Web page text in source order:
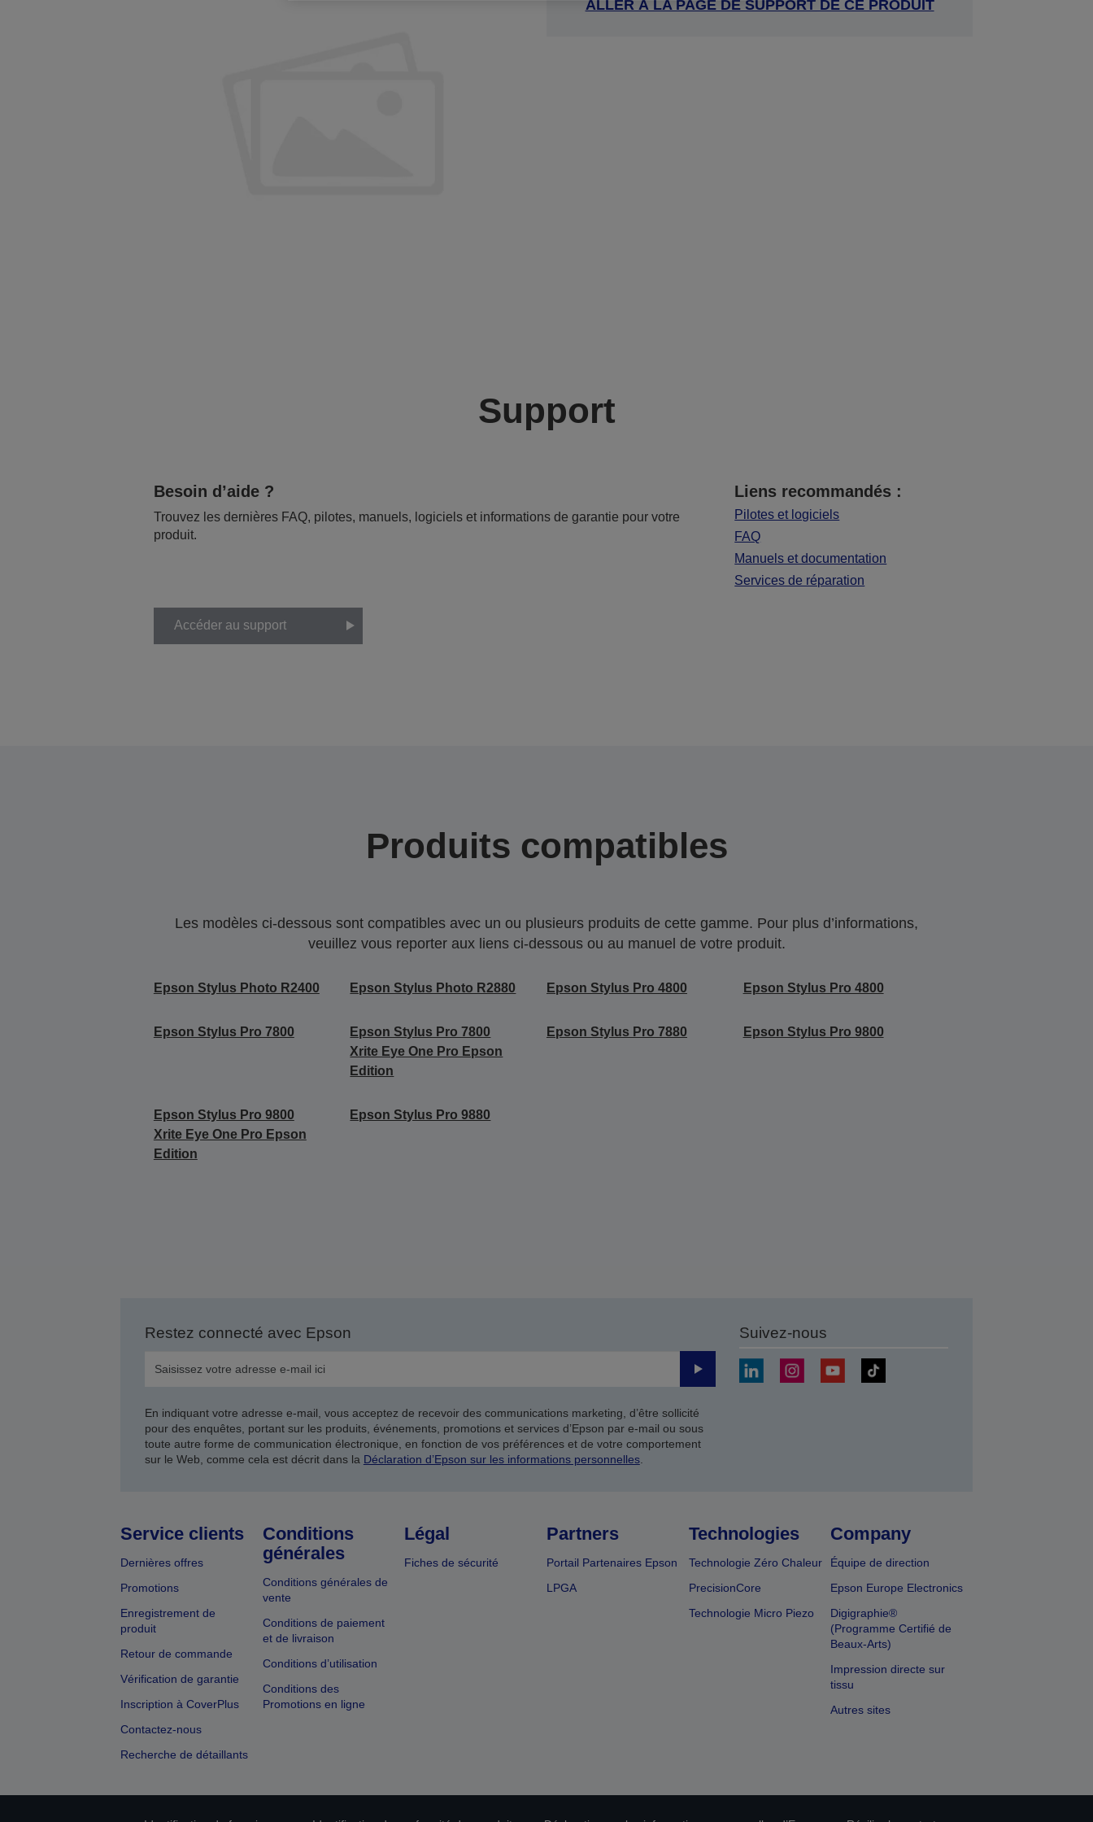
ALLER À LA PAGE DE SUPPORT DE CE PRODUIT
Support
Besoin d’aide ?
Trouvez les dernières FAQ, pilotes, manuels, logiciels et informations de garantie pour votre
produit.
Liens recommandés :
Pilotes et logiciels
FAQ
Manuels et documentation
Services de réparation
Accéder au support
Produits compatibles
Les modèles ci-dessous sont compatibles avec un ou plusieurs produits de cette gamme. Pour plus d’informations,
veuillez vous reporter aux liens ci-dessous ou au manuel de votre produit.
Epson Stylus Photo R2400 Epson Stylus Photo R2880 Epson Stylus Pro 4800 Epson Stylus Pro 4800
Epson Stylus Pro 7800
Epson Stylus Pro 7800
Xrite Eye One Pro Epson
Edition
Epson Stylus Pro 7880 Epson Stylus Pro 9800
Epson Stylus Pro 9800
Xrite Eye One Pro Epson
Edition
Epson Stylus Pro 9880
Restez connecté avec Epson
Valider
En indiquant votre adresse e-mail, vous acceptez de recevoir des communications marketing, d’être sollicité
pour des enquêtes, portant sur les produits, événements, promotions et services d’Epson par e-mail ou sous
toute autre forme de communication électronique, en fonction de vos préférences et de votre comportement
sur le Web, comme cela est décrit dans la Déclaration d’Epson sur les informations personnelles.
Suivez-nous
Service clients
Dernières offres
Promotions
Enregistrement de
produit
Retour de commande
Vérification de garantie
Inscription à CoverPlus
Contactez-nous
Recherche de détaillants
Conditions
générales
Conditions générales de
vente
Conditions de paiement
et de livraison
Conditions d’utilisation
Conditions des
Promotions en ligne
Légal
Fiches de sécurité
Partners
Portail Partenaires Epson
LPGA
Technologies
Technologie Zéro Chaleur
PrecisionCore
Technologie Micro Piezo
Company
Équipe de direction
Epson Europe Electronics
Digigraphie®
(Programme Certifié de
Beaux-Arts)
Impression directe sur
tissu
Autres sites